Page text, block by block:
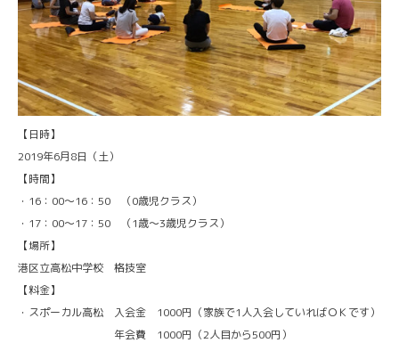
【日時】
2019年6月8日（土）
【時間】
・16：00～16：50 （0歳児クラス）
・17：00～17：50 （1歳～3歳児クラス）
【場所】
港区立高松中学校 格技室
【料金】
・スポーカル高松 入会金 1000円（家族で1人入会していればＯＫです）
年会費 1000円（2人目から500円）